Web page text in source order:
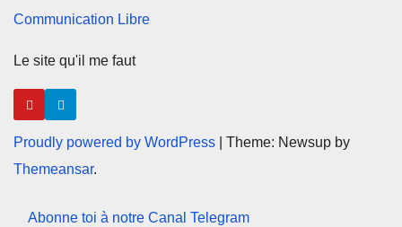
Communication Libre
Le site qu'il me faut
Proudly powered by WordPress
Theme: Newsup by
Themeansar.
Abonne toi à notre Canal Telegram